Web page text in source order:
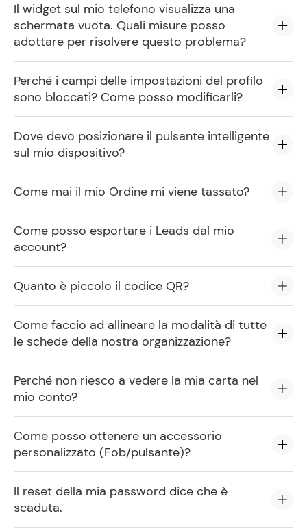
Il widget sul mio telefono visualizza una
schermata vuota. Quali misure posso
adottare per risolvere questo problema?
Perché i campi delle impostazioni del profilo
sono bloccati? Come posso modificarli?
Dove devo posizionare il pulsante intelligente
sul mio dispositivo?
Come mai il mio Ordine mi viene tassato?
Come posso esportare i Leads dal mio
account?
Quanto è piccolo il codice QR?
Come faccio ad allineare la modalità di tutte
le schede della nostra organizzazione?
Perché non riesco a vedere la mia carta nel
mio conto?
Come posso ottenere un accessorio
personalizzato (Fob/pulsante)?
Il reset della mia password dice che è
scaduta.